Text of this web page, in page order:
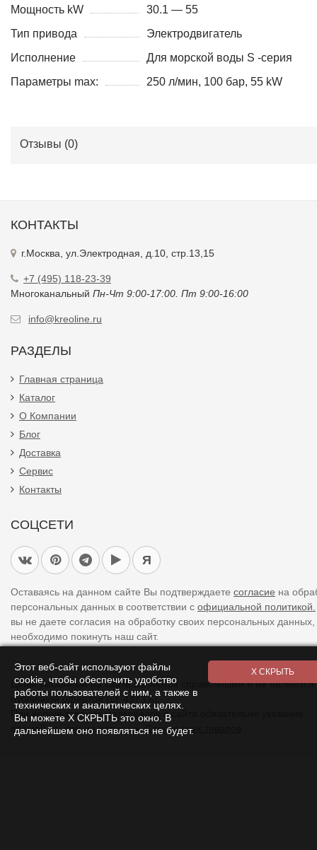
Мощность kW
30.1 — 55
Тип привода
Электродвигатель
Исполнение
Для морской воды S -серия
Параметры max:
250 л/мин, 100 бар, 55 kW
Отзывы (0)
КОНТАКТЫ
г.Москва, ул.Электродная, д.10, стр.13,15
+7 (495) 118-23-39
Многоканальный Пн-Чт 9:00-17:00. Пт 9:00-16:00
info@kreoline.ru
РАЗДЕЛЫ
Главная страница
Каталог
О Компании
Блог
Доставка
Сервис
Контакты
СОЦСЕТИ
Я
Оставаясь на данном сайте Вы подтверждаете согласие на
персональных данных в соответствии с официальной политикой.
вы не даете согласия на обработку своих персональных
необходимо покинуть наш сайт.
Цены указанные на сайте являются справочными и не являются
публичной офертой (ст. 437 ГК).
При использованииматериалов с сайта обязательно указание
прямой ссылки на источник.Список всех товаров
Этот веб-сайт используют файлы
cookie, чтобы обеспечить удобство
работы пользователей с ним, а также в
технических и аналитических целях.
Вы можете Х СКРЫТЬ это окно. В
дальнейшем оно появляться не будет.